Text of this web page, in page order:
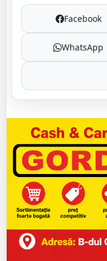
Facebook
WhatsApp